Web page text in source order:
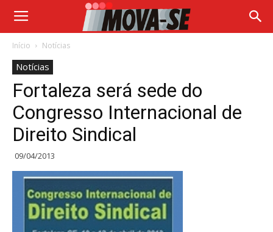
Início Notícias
Notícias
Fortaleza será sede do
Congresso Internacional de
Direito Sindical
09/04/2013